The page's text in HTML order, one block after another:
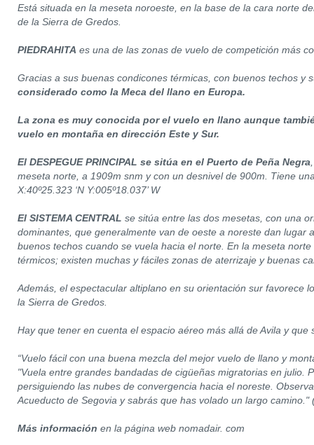
Está situada en la meseta noroeste, en la base de la cara norte
de la Sierra de Gredos.
PIEDRAHITA es una de las zonas de vuelo de competición más
Gracias a sus buenas condicones térmicas, con buenos techos y
considerado como la Meca del llano en Europa.
La zona es muy conocida por el vuelo en llano aunque
vuelo en montaña en dirección Este y Sur.
El DESPEGUE PRINCIPAL se sitúa en el Puerto de Peña Negra
meseta norte, a 1909m snm y con un desnivel de 900m. Tiene
X:40º25.323 ‘N Y:005º18.037’ W
El SISTEMA CENTRAL se sitúa entre las dos mesetas, con una
dominantes, que generalmente van de oeste a noreste dan lugar
buenos techos cuando se vuela hacia el norte. En la meseta
térmicos; existen muchas y fáciles zonas de aterrizaje y buenas
Además, el espectacular altiplano en su orientación sur favorece
la Sierra de Gredos.
Hay que tener en cuenta el espacio aéreo más allá de Avila y
“Vuelo fácil con una buena mezcla del mejor vuelo de llano y
"Vuela entre grandes bandadas de cigüeñas migratorias en julio.
persiguiendo las nubes de convergencia hacia el noreste.
Acueducto de Segovia y sabrás que has volado un largo camino."
Más información en la página web nomadair. com